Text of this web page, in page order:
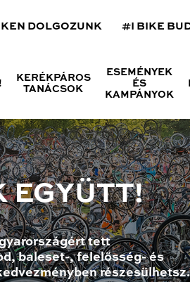
DOLGOZUNK #I BIKE
KERÉKPÁROS
TANÁCSOK
ESEMÉNYEK
ÉS
KAMPÁNYOK
EGYÜTT!
tett
baleset-, felelősség- és
részesülhetsz.